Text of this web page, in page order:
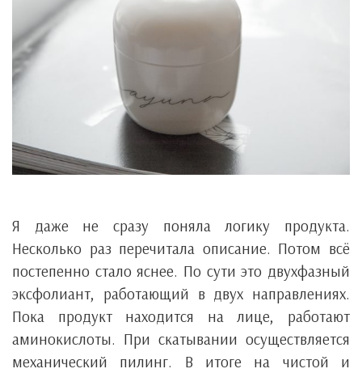
Я даже не сразу поняла логику продукта.
Несколько раз перечитала описание. Потом всё
постепенно стало яснее. По сути это двухфазный
эксфолиант, работающий в двух направлениях.
Пока продукт находится на лице, работают
аминокислоты. При скатывании осуществляется
механический пилинг. В итоге на чистой и